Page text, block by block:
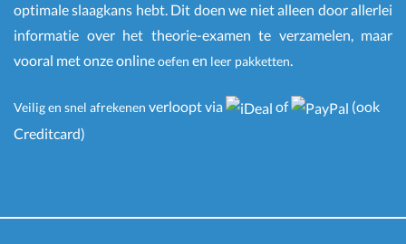
optimale slaagkans hebt. Dit doen we niet alleen door allerlei
informatie over het theorie-examen te verzamelen, maar
vooral met onze onlineoefen en leer pakketten.
Veilig en snel afrekenen verloopt via of
(ook
Creditcard)